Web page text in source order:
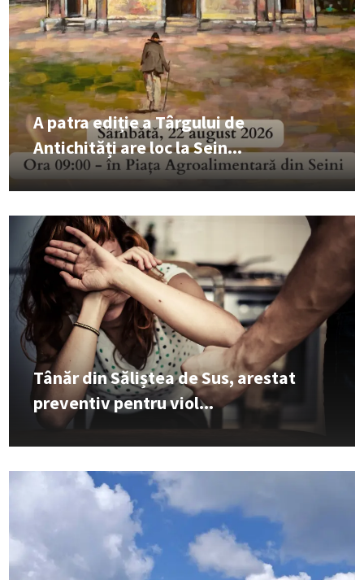
A patra ediție a Târgului de
Antichități are loc la Sein...
Tânăr din Săliștea de Sus, arestat
preventiv pentru viol...